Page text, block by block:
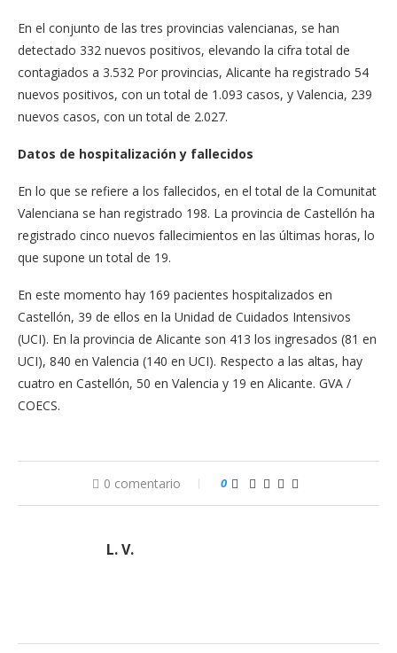
En el conjunto de las tres provincias valencianas, se han
detectado 332 nuevos positivos, elevando la cifra total de
contagiados a 3.532 Por provincias, Alicante ha registrado 54
nuevos positivos, con un total de 1.093 casos, y Valencia, 239
nuevos casos, con un total de 2.027.
Datos de hospitalización y fallecidos
En lo que se refiere a los fallecidos, en el total de la Comunitat
Valenciana se han registrado 198. La provincia de Castellón ha
registrado cinco nuevos fallecimientos en las últimas horas, lo
que supone un total de 19.
En este momento hay 169 pacientes hospitalizados en
Castellón, 39 de ellos en la Unidad de Cuidados Intensivos
(UCI). En la provincia de Alicante son 413 los ingresados (81 en
UCI), 840 en Valencia (140 en UCI). Respecto a las altas, hay
cuatro en Castellón, 50 en Valencia y 19 en Alicante. GVA /
COECS.
0 comentario 0
L. V.